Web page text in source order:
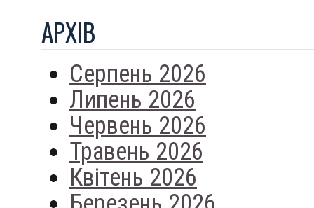
АРХIВ
Серпень 2026
Липень 2026
Червень 2026
Травень 2026
Квітень 2026